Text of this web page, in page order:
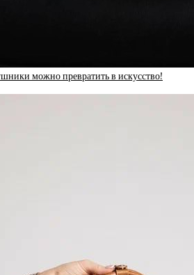
можно превратить в искусство!